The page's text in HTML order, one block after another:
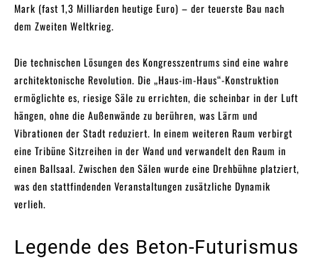
Mark (fast 1,3 Milliarden heutige Euro) – der teuerste Bau nach
dem Zweiten Weltkrieg.
Die technischen Lösungen des Kongresszentrums sind eine wahre
architektonische Revolution. Die „Haus-im-Haus“-Konstruktion
ermöglichte es, riesige Säle zu errichten, die scheinbar in der Luft
hängen, ohne die Außenwände zu berühren, was Lärm und
Vibrationen der Stadt reduziert. In einem weiteren Raum verbirgt
eine Tribüne Sitzreihen in der Wand und verwandelt den Raum in
einen Ballsaal. Zwischen den Sälen wurde eine Drehbühne platziert,
was den stattfindenden Veranstaltungen zusätzliche Dynamik
verlieh.
Legende des Beton-Futurismus